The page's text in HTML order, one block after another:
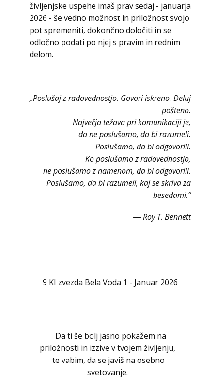
življenjske uspehe imaš prav sedaj - januarja
2026 - še vedno možnost in priložnost svojo
pot spremeniti, dokončno določiti in se
odločno podati po njej s pravim in rednim
delom.
„Poslušaj z radovednostjo. Govori iskreno. Deluj
pošteno.
Največja težava pri komunikaciji je,
da ne poslušamo, da bi razumeli.
Poslušamo, da bi odgovorili.
Ko poslušamo z radovednostjo,
ne poslušamo z namenom, da bi odgovorili.
Poslušamo, da bi razumeli, kaj se skriva za
besedami.“
― Roy T. Bennett
9 KI zvezda Bela Voda 1 - Januar 2026
Da ti še bolj jasno pokažem na
priložnosti in izzive v tvojem življenju,
te vabim, da se javiš na osebno
svetovanje.